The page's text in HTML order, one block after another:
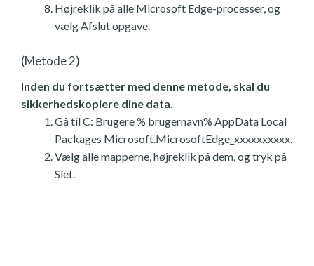
Højreklik på alle Microsoft Edge-processer, og
vælg Afslut opgave.
(Metode 2)
Inden du fortsætter med denne metode, skal du
sikkerhedskopiere dine data.
Gå til C: Brugere % brugernavn% AppData Local
Packages Microsoft.MicrosoftEdge_xxxxxxxxxx.
Vælg alle mapperne, højreklik på dem, og tryk på
Slet.